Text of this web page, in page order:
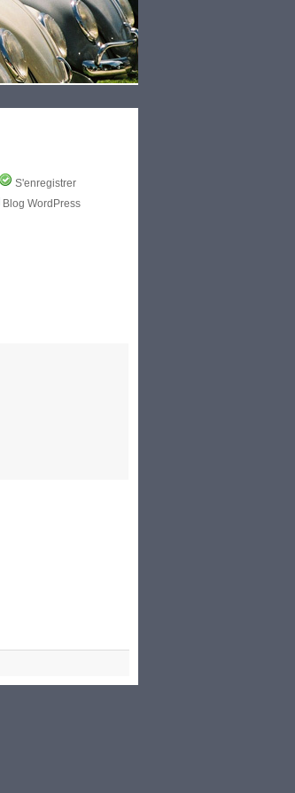
S'enregistrer
Blog WordPress